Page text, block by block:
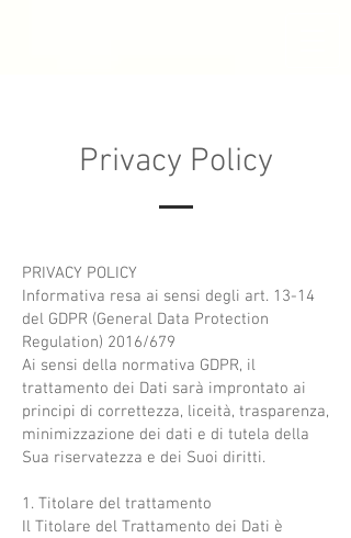
Privacy Policy
PRIVACY POLICY
Informativa resa ai sensi degli art. 13-14
del GDPR (General Data Protection
Regulation) 2016/679
Ai sensi della normativa GDPR, il
trattamento dei Dati sarà improntato ai
principi di correttezza, liceità, trasparenza,
minimizzazione dei dati e di tutela della
Sua riservatezza e dei Suoi diritti.
1. Titolare del trattamento
Il Titolare del Trattamento dei Dati è